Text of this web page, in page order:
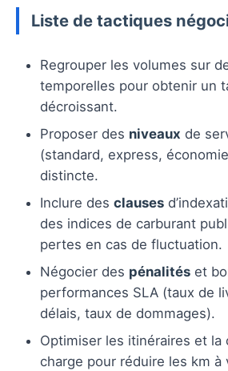
Liste de tactiques
Regrouper les volumes sur
temporelles pour obtenir un
décroissant.
Proposer des niveaux de
(standard, express,
distincte.
Inclure des clauses
des indices de carburant
pertes en cas de fluctuation.
Négocier des pénalités et
performances SLA (taux de
délais, taux de dommages).
Optimiser les itinéraires et la
charge pour réduire les km à